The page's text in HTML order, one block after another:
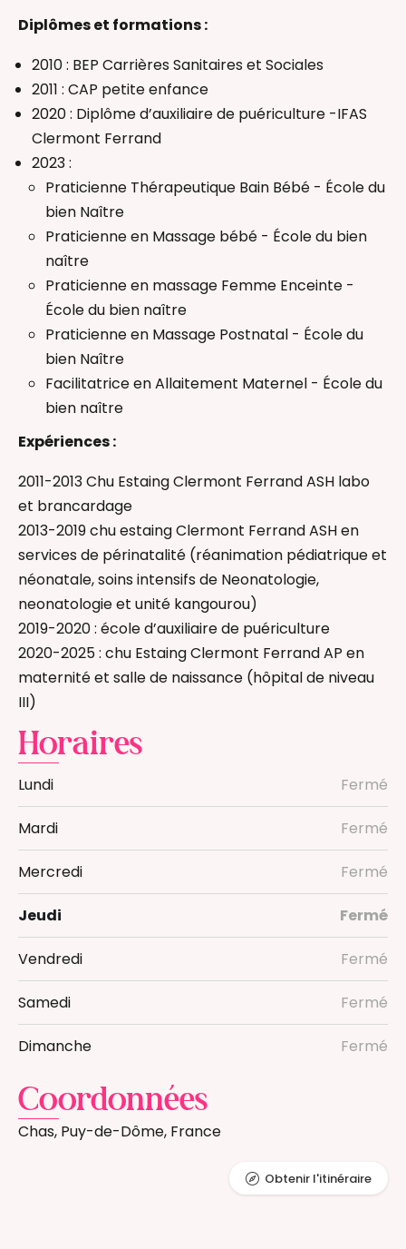
Massage Postnatal
Auxiliaire de puériculture
Diplômes et formations :
2010 : BEP Carrières Sanitaires et Sociales
2011 : CAP petite enfance
2020 : Diplôme d’auxiliaire de puériculture -IFAS
Clermont Ferrand
2023 :
Praticienne Thérapeutique Bain Bébé - École du
bien Naître
Praticienne en Massage bébé - École du bien
naître
Praticienne en massage Femme Enceinte -
École du bien naître
Praticienne en Massage Postnatal - École du
bien Naître
Facilitatrice en Allaitement Maternel - École du
bien naître
Expériences :
2011-2013 Chu Estaing Clermont Ferrand ASH labo
et brancardage
2013-2019 chu estaing Clermont Ferrand ASH en
services de périnatalité (réanimation pédiatrique et
néonatale, soins intensifs de Neonatologie,
neonatologie et unité kangourou)
2019-2020 : école d’auxiliaire de puériculture
2020-2025 : chu Estaing Clermont Ferrand AP en
maternité et salle de naissance (hôpital de niveau
III)
Horaires
Lundi Fermé
Mardi Fermé
Mercredi Fermé
Jeudi Fermé
Vendredi Fermé
Samedi Fermé
Dimanche Fermé
Coordonnées
Chas, Puy-de-Dôme, France
Obtenir l'itinéraire